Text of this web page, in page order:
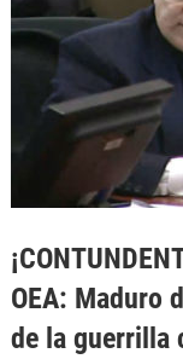
OEA: Maduro
de la guerrilla